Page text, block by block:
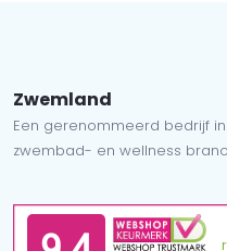
Zwemland
Een gerenommeerd bedrijf
zwembad- en wellness